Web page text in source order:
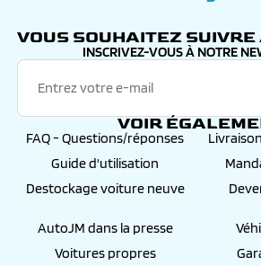
VOUS SOUHAITEZ
INSCRIVEZ-VOUS À NOTRE
VOIR
FAQ - Questions/réponses
Guide d'utilisation
Destockage voiture neuve
AutoJM dans la presse
Voitures propres